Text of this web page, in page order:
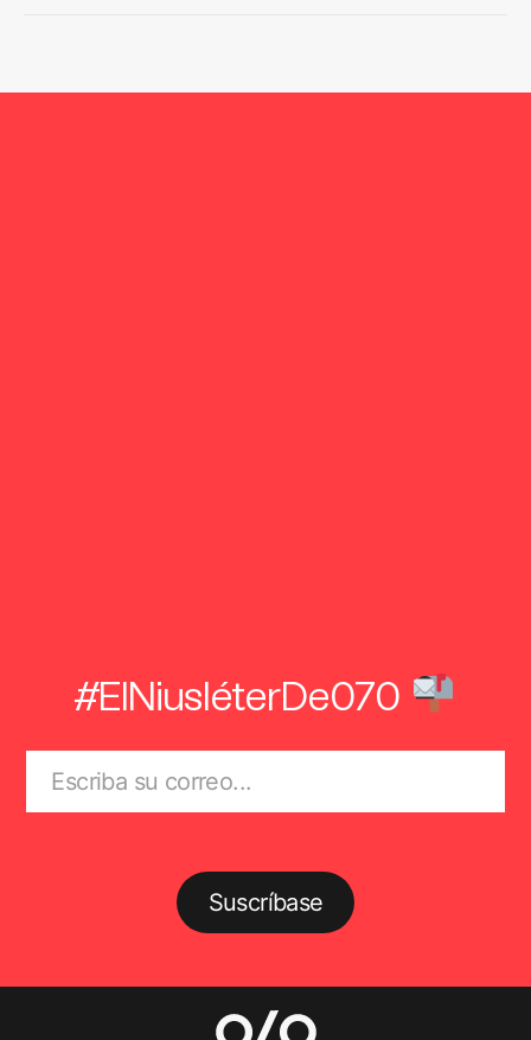
#ElNiusléterDe070
Suscríbase